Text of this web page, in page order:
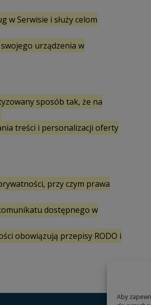
Aby
w Serwisie i służy celom
urządzenia w
sposób tak, że na
treści i personalizacji oferty
przy czym prawa
dostępnego w
obowiązują przepisy RODO i